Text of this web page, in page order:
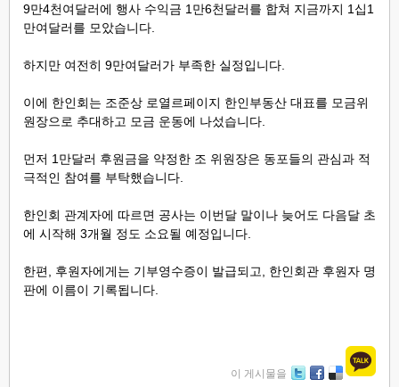
9만4천여달러에 행사 수익금 1만6천달러를 합쳐 지금까지 1십1
만여달러를 모았습니다.
하지만 여전히 9만여달러가 부족한 실정입니다.
이에 한인회는 조준상 로열르페이지 한인부동산 대표를 모금위
원장으로 추대하고 모금 운동에 나섰습니다.
먼저 1만달러 후원금을 약정한 조 위원장은 동포들의 관심과 적
극적인 참여를 부탁했습니다.
한인회 관계자에 따르면 공사는 이번달 말이나 늦어도 다음달 초
에 시작해 3개월 정도 소요될 예정입니다.
한편, 후원자에게는 기부영수증이 발급되고, 한인회관 후원자 명
판에 이름이 기록됩니다.
이 게시물을